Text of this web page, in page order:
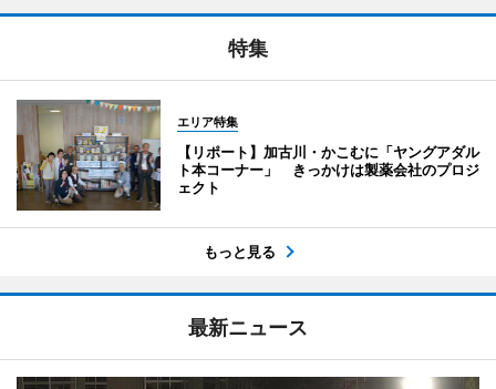
特集
エリア特集
【リポート】加古川・かこむに「ヤングアダル
ト本コーナー」 きっかけは製薬会社のプロジ
ェクト
もっと見る
最新ニュース